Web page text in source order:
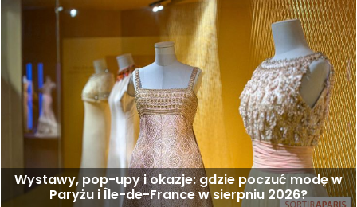
Wystawy, pop-upy i okazje: gdzie poczuć modę w
Paryżu i Île-de-France w sierpniu 2026?